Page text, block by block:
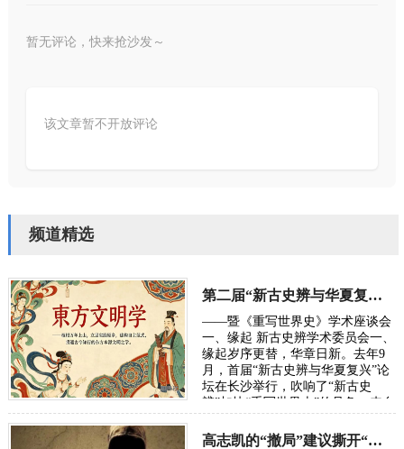
暂无评论，快来抢沙发～
该文章暂不开放评论
频道精选
第二届“新古史辨与华夏复兴”学术研讨会定于10月长沙举行
——暨《重写世界史》学术座谈会
一、缘起 新古史辨学术委员会一、
缘起岁序更替，华章日新。去年9
月，首届“新古史辨与华夏复兴”论
坛在长沙举行，吹响了“新古史
辨”加快“重写世界史”的号角。来自
在反思百年“…
高志凯的“撤局”建议撕开“以夷灭华”的百年剧本